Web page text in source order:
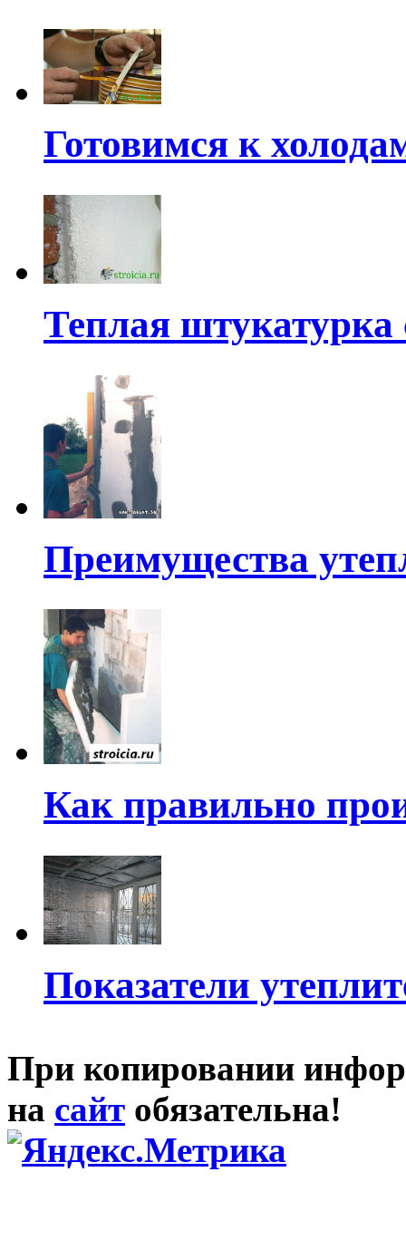
Готовимся к
Теплая
Преимущества
Как правильно
Показатели
При копировании
на сайт обязательна!